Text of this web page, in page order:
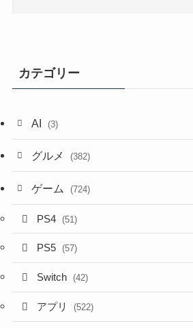
カテゴリー
AI (3)
グルメ (382)
ゲーム (724)
PS4 (51)
PS5 (57)
Switch (42)
アプリ (522)